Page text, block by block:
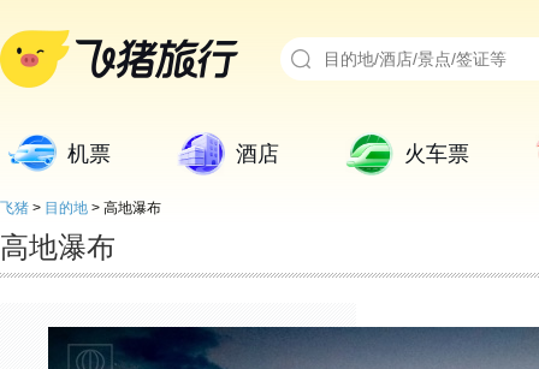
机票 酒店 火车票
飞猪 > 目的地 > 高地瀑布
高地瀑布